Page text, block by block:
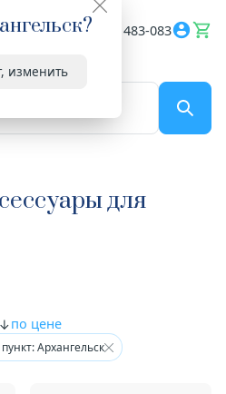
?
изменить
8182 483-083
для
по цене
Архангельск